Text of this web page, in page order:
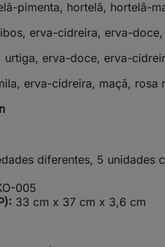
pimenta, hortelã, hortelã-
erva-cidreira, erva-doce,
erva-doce, erva-
erva-cidreira, maçã, rosa
diferentes, 5 unidades
005
33 cm x 37 cm x 3,6 cm